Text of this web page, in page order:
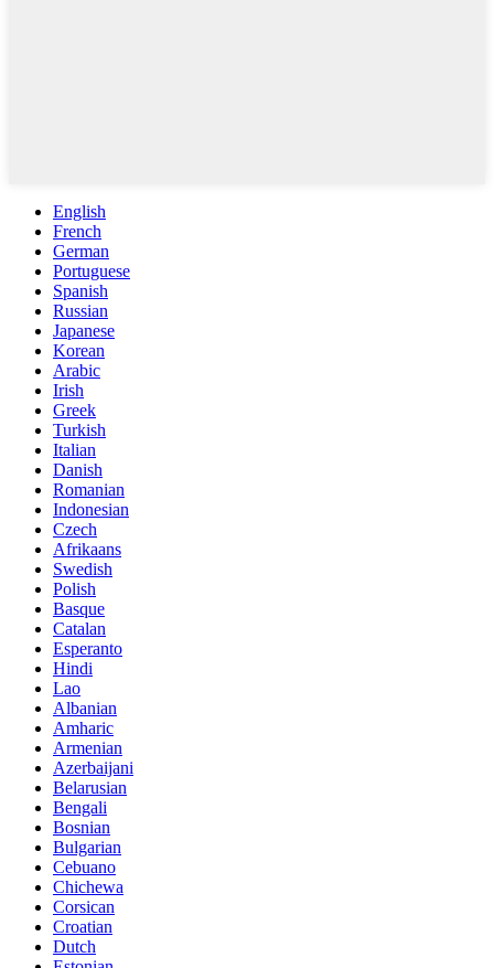
English
French
German
Portuguese
Spanish
Russian
Japanese
Korean
Arabic
Irish
Greek
Turkish
Italian
Danish
Romanian
Indonesian
Czech
Afrikaans
Swedish
Polish
Basque
Catalan
Esperanto
Hindi
Lao
Albanian
Amharic
Armenian
Azerbaijani
Belarusian
Bengali
Bosnian
Bulgarian
Cebuano
Chichewa
Corsican
Croatian
Dutch